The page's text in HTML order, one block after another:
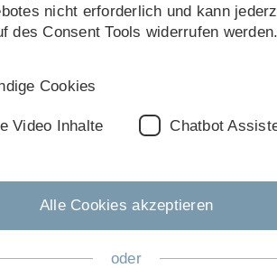
nicht erforderlich und kann
des Consent Tools widerrufen werden.
Cookies
Video Inhalte Chatbot
Alle Cookies akzeptieren
oder